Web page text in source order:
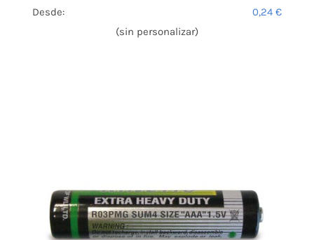
Desde: 0,24 €
(sin personalizar)